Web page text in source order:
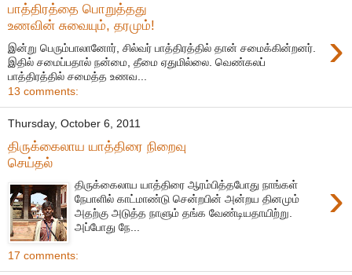
பாத்திரத்தை பொறுத்தது
உணவின் சுவையும், தரமும்!
›
இன்று பெரும்பாலானோர், சில்வர் பாத்திரத்தில் தான் சமைக்கின்றனர்.
இதில் சமைப்பதால் நன்மை, தீமை ஏதுமில்லை. வெண்கலப்
பாத்திரத்தில் சமைத்த உணவ...
13 comments:
Thursday, October 6, 2011
திருக்கைலாய யாத்திரை நிறைவு
செய்தல்
›
திருக்கைலாய யாத்திரை ஆரம்பித்தபோது நாங்கள்
நேபாளில் காட்மாண்டு சென்றபின் அன்றய தினமும்
அதற்கு அடுத்த நாளும் தங்க வேண்டியதாயிற்று.
அப்போது நே...
17 comments: